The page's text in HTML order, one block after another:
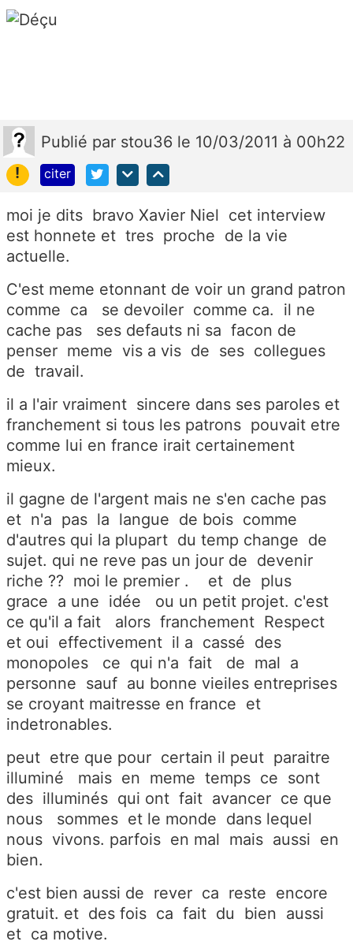
Publié par stou36 le 10/03/2011 à 00h22
!
citer
moi je dits bravo Xavier Niel cet interview
est honnete et tres proche de la vie
actuelle.
C'est meme etonnant de voir un grand patron
comme ca se devoiler comme ca. il ne
cache pas ses defauts ni sa facon de
penser meme vis a vis de ses collegues
de travail.
il a l'air vraiment sincere dans ses paroles et
franchement si tous les patrons pouvait etre
comme lui en france irait certainement
mieux.
il gagne de l'argent mais ne s'en cache pas
et n'a pas la langue de bois comme
d'autres qui la plupart du temp change de
sujet. qui ne reve pas un jour de devenir
riche ?? moi le premier . et de plus
grace a une idée ou un petit projet. c'est
ce qu'il a fait alors franchement Respect
et oui effectivement il a cassé des
monopoles ce qui n'a fait de mal a
personne sauf au bonne vieiles entreprises
se croyant maitresse en france et
indetronables.
peut etre que pour certain il peut paraitre
illuminé mais en meme temps ce sont
des illuminés qui ont fait avancer ce que
nous sommes et le monde dans lequel
nous vivons. parfois en mal mais aussi en
bien.
c'est bien aussi de rever ca reste encore
gratuit. et des fois ca fait du bien aussi
et ca motive.